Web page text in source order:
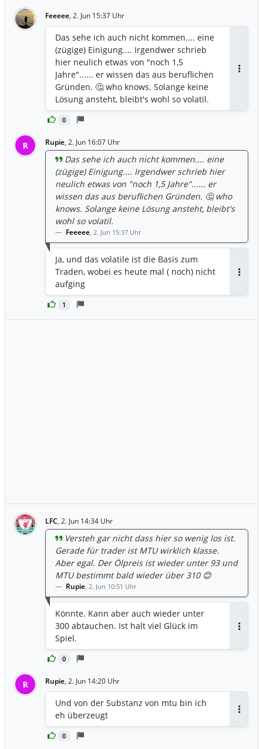
Feeeee, 2. Jun 15:37 Uhr
0
Das sehe ich auch nicht kommen.... eine
(zügige) Einigung.... Irgendwer schrieb
hier neulich etwas von "noch 1,5
Jahre"...... er wissen das aus beruflichen
Gründen. 🤔 who knows. Solange keine
Lösung ansteht, bleibt's wohl so volatil.
R Rupie, 2. Jun 16:07 Uhr
1
Das sehe ich auch nicht kommen.... eine
(zügige) Einigung.... Irgendwer schrieb hier
neulich etwas von "noch 1,5 Jahre"...... er
wissen das aus beruflichen Gründen. 🤔 who
knows. Solange keine Lösung ansteht, bleibt's
wohl so volatil.
Feeeee, 2. Jun 15:37 Uhr
Ja, und das volatile ist die Basis zum
Traden, wobei es heute mal ( noch) nicht
aufging
LFC, 2. Jun 14:34 Uhr
0
Versteh gar nicht dass hier so wenig los ist.
Gerade für trader ist MTU wirklich klasse.
Aber egal. Der Ölpreis ist wieder unter 93 und
MTU bestimmt bald wieder über 310 😊
Rupie, 2. Jun 10:51 Uhr
Könnte. Kann aber auch wieder unter
300 abtauchen. Ist halt viel Glück im
Spiel.
R Rupie, 2. Jun 14:20 Uhr
0
Und von der Substanz von mtu bin ich
eh überzeugt